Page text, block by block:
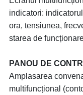
indicatori:
ora, tensiunea,
starea de
PANOU DE
Amplasarea
multifuncțional